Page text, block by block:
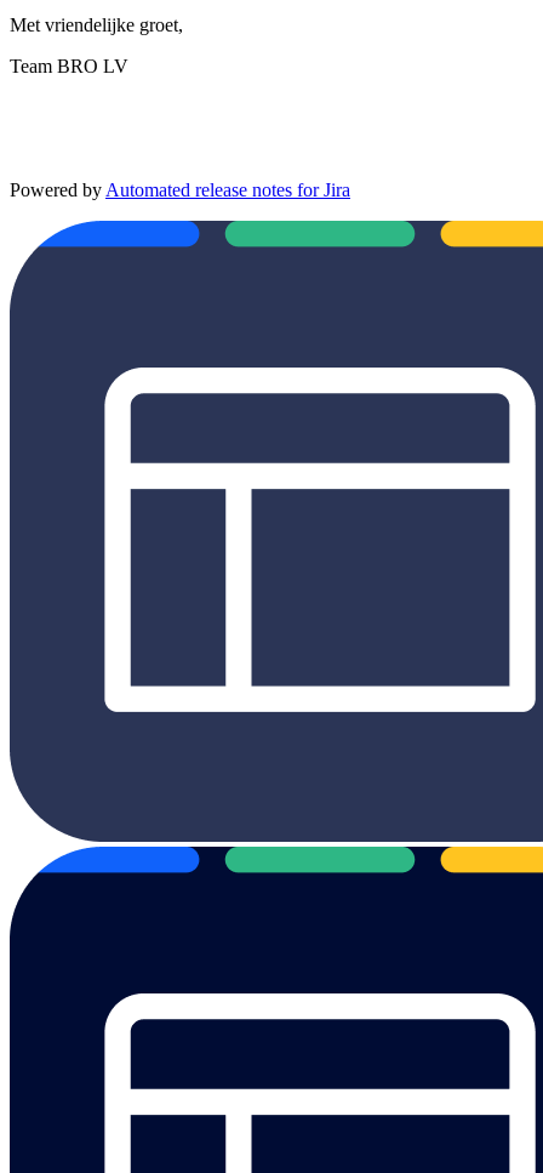
Met vriendelijke groet,
Team BRO LV
Powered by Automated release notes for Jira